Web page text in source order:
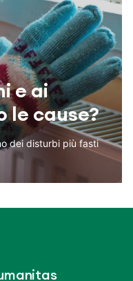
e ai
le cause?
dei disturbi più fasti